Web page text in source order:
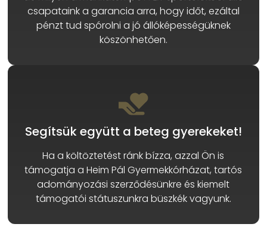
csapataink a garancia arra, hogy időt, ezáltal
pénzt tud spórolni a jó állóképességüknek
köszönhetően.
Segítsük együtt a beteg gyerekeket!
Ha a költöztetést ránk bízza, azzal Ön is
támogatja a Heim Pál Gyermekkórházat, tartós
adományozási szerződésünkre és kiemelt
támogatói státuszunkra büszkék vagyunk.